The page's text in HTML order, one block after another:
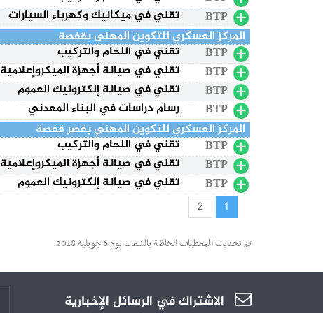
BTP تقني في ميكانيك وكهرباء السيارات
المركز العسكري للتكوين المهني بقفصة
BTP
تقني في اللحام والتركيب
BTP تقني في صيانة أجهزة الميكروإعلامية
BTP تقني في صيانة إلكترونيك العموم
BTP رسام دراسات في البناء المعدني
المركز العسكري للتكوين المهني بقصر قفصة
BTP
تقني في اللحام والتركيب
BTP تقني في صيانة أجهزة الميكروإعلامية
BTP تقني في صيانة إلكترونيك العموم
1
2
تم تحديث المعطيات الخاصّة بالشعب يوم 6 جويلية 2018.
الاشتراك في الرسائل الإخبارية